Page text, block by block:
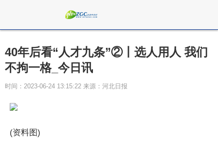
40年后看“人才九条”②丨选人用人 我们
不拘一格_今日讯
时间：2023-06-24 13:15:22 来源：河北日报
(资料图)